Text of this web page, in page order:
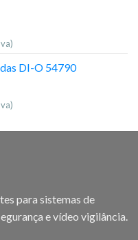
DI-O 54790
para sistemas de
e vídeo vigilância.